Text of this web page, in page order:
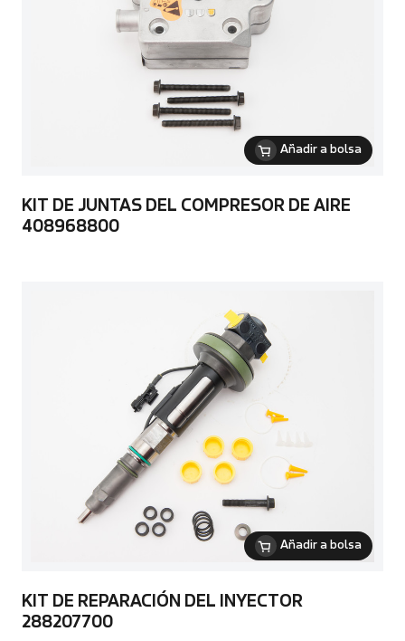
Añadir a bolsa
KIT DE JUNTAS DEL COMPRESOR DE AIRE
408968800
Añadir a bolsa
KIT DE REPARACIÓN DEL INYECTOR
288207700